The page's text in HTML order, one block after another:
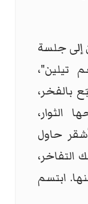
إلى جلسة
تيلين"،
بالفخر،
الثوار،
حاول
التفاخر،
ابتسم